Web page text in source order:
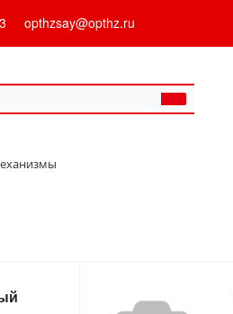
opthzsay@opthz.ru